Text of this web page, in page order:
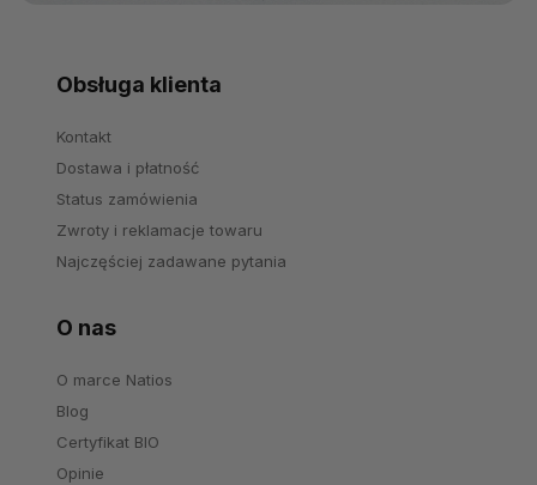
Obsługa klienta
Kontakt
Dostawa i płatność
Status zamówienia
Zwroty i reklamacje towaru
Najczęściej zadawane pytania
O nas
O marce Natios
Blog
Certyfikat BIO
Opinie